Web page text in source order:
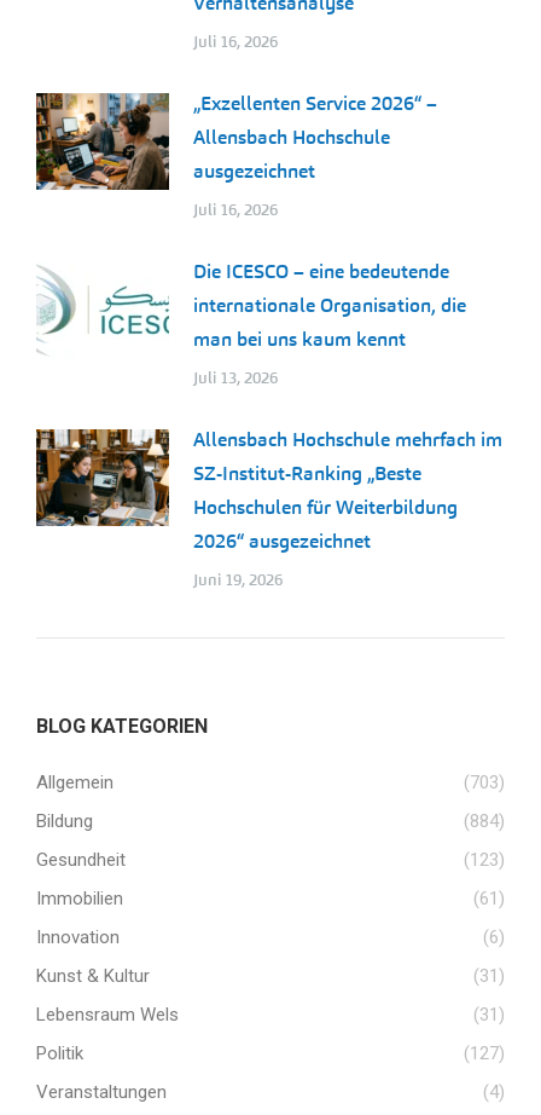
Juli 16, 2026
„Exzellenten Service 2026“ –
Allensbach Hochschule
ausgezeichnet
Juli 16, 2026
Die ICESCO – eine bedeutende
internationale Organisation, die
man bei uns kaum kennt
Juli 13, 2026
Allensbach Hochschule mehrfach im
SZ-Institut-Ranking „Beste
Hochschulen für Weiterbildung
2026“ ausgezeichnet
Juni 19, 2026
BLOG KATEGORIEN
Allgemein
(703)
Bildung
(884)
Gesundheit
(123)
Immobilien
(61)
Innovation
(6)
Kunst & Kultur
(31)
Lebensraum Wels
(31)
Politik
(127)
Veranstaltungen
(4)